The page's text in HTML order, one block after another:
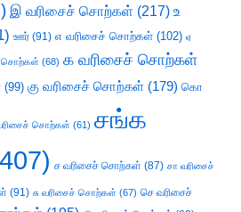
இ வரிசைச் சொற்கள் (217) உ
ஊர் (91) எ வரிசைச் சொற்கள் (102) ஏ
சொற்கள் (68) க வரிசைச் சொற்கள்
(99) கு வரிசைச் சொற்கள் (179) கொ
சொற்கள் (61) சங்க
ச வரிசைச் சொற்கள் (87) சா வரிசைச்
(91) சு வரிசைச் சொற்கள் (67) செ வரிசைச்